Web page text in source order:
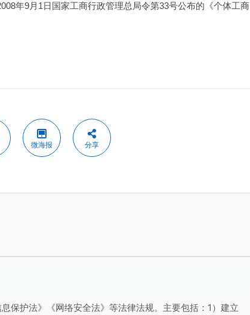
年9月1日国家工商行政管理总局令第33号公布的《个体工商
微海报 分享
保护法》《网络安全法》等法律法规。主要包括：1）建立